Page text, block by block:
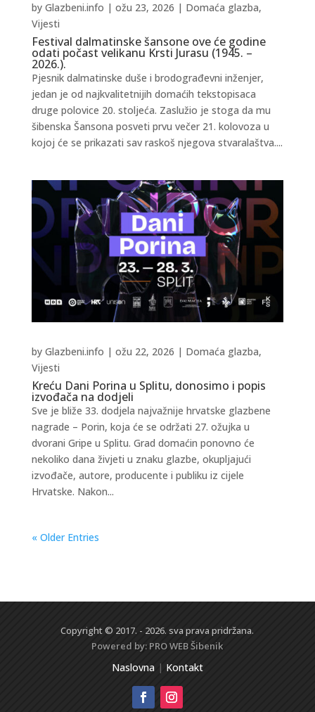
Festival dalmatinske šansone ove će godine
odati počast velikanu Krsti Jurasu (1945. –
2026.).
by Glazbeni.info | ožu 23, 2026 | Domaća glazba,
Vijesti
Pjesnik dalmatinske duše i brodograđevni inženjer,
jedan je od najkvalitetnijih domaćih tekstopisaca
druge polovice 20. stoljeća. Zaslužio je stoga da mu
šibenska Šansona posveti prvu večer 21. kolovoza u
kojoj će se prikazati sav raskoš njegova stvaralaštva....
Kreću Dani Porina u Splitu, donosimo i popis
izvođača na dodjeli
by Glazbeni.info | ožu 22, 2026 | Domaća glazba,
Vijesti
Sve je bliže 33. dodjela najvažnije hrvatske glazbene
nagrade – Porin, koja će se održati 27. ožujka u
dvorani Gripe u Splitu. Grad domaćin ponovno će
nekoliko dana živjeti u znaku glazbe, okupljajući
izvođače, autore, producente i publiku iz cijele
Hrvatske. Nakon...
« Older Entries
Copyright © 2017. - 2026. sva prava pridržana.
Powered by: PRO WEBŠibenik
Naslovna| Kontakt